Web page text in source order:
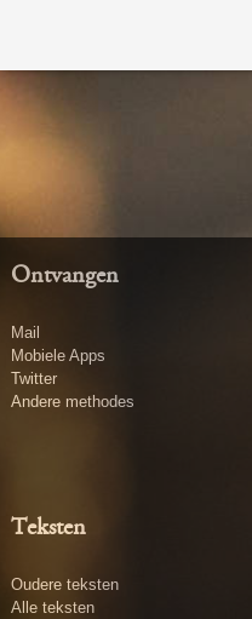
Ontvangen
Mail
Mobiele Apps
Twitter
Andere methodes
Teksten
Oudere teksten
Alle teksten